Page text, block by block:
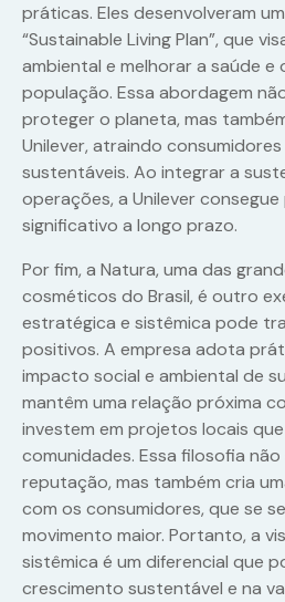
práticas. Eles desenvolveram
“Sustainable Living Plan”, que
ambiental e melhorar a saúde
população. Essa abordagem
proteger o planeta, mas
Unilever, atraindo
sustentáveis. Ao integrar a
operações, a Unilever
significativo a longo prazo.
Por fim, a Natura, uma das
cosméticos do Brasil, é outro
estratégica e sistêmica pode
positivos. A empresa adota
impacto social e ambiental de
mantêm uma relação próxima
investem em projetos locais
comunidades. Essa filosofia
reputação, mas também cria
com os consumidores, que se
movimento maior. Portanto, a
sistêmica é um diferencial que
crescimento sustentável e na